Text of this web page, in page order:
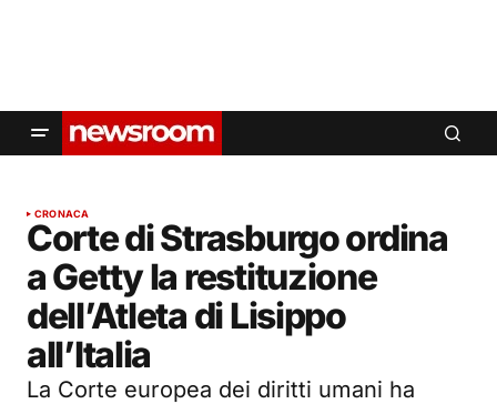
CRONACA
Corte di Strasburgo ordina
a Getty la restituzione
dell’Atleta di Lisippo
all’Italia
La Corte europea dei diritti umani ha